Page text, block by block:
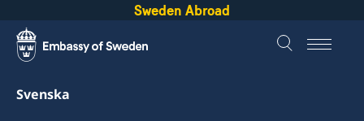
Sweden Abroad
Svenska